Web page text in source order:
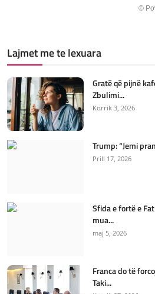
©
Lajmet me te lexuara
Gratë që pijnë
Zbulimi...
Korrik 3, 2026
Trump: “Jemi
Prill 17, 2026
Sfida e fortë e
mua...
maj 5, 2026
Franca do të
Taki...